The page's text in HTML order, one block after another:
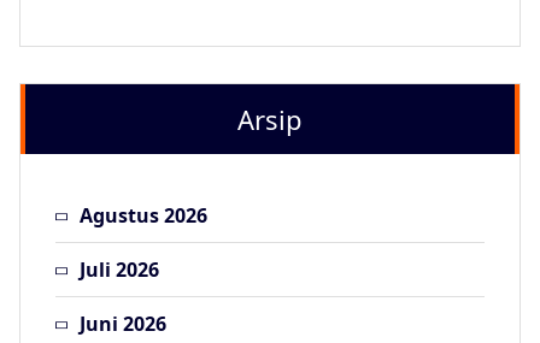
Arsip
Agustus 2026
Juli 2026
Juni 2026